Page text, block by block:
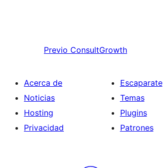
Previo ConsultGrowth
Acerca de
Noticias
Hosting
Privacidad
Escaparate
Temas
Plugins
Patrones